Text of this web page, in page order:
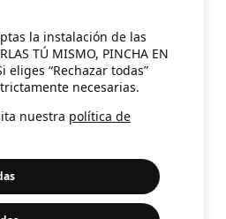
la instalación de las
TÚ MISMO, PINCHA EN
eliges “Rechazar todas”
necesarias.
nuestra política de